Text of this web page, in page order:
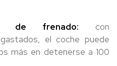
de frenado: con
el coche puede
más en detenerse a 100